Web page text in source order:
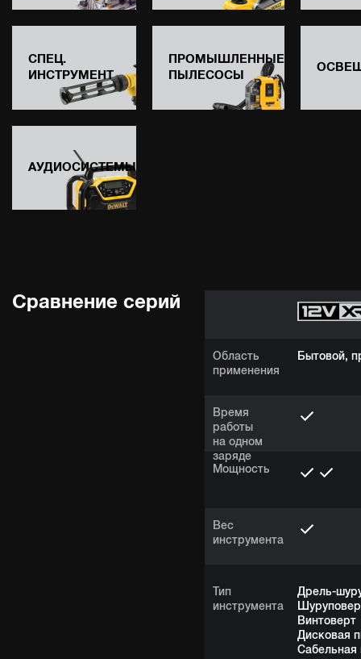
СПЕЦ.
ИНСТРУМЕНТ
ПРОМЫШЛЕННЫЕ
ПЫЛЕСОСЫ
АУДИОСИСТЕМЫ
Сравнение серий
Область
применения
Время
работы
на одном
заряде
Мощность
Вес
инструмента
Тип
инструмента
Бытовой,
Дрель-
Винтоверт
Дисковая
Сабельная